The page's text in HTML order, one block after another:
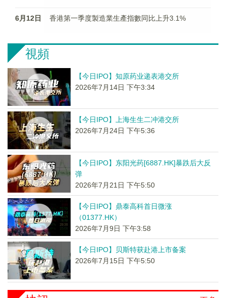
6月12日 香港第一季度製造業生產指數同比上升3.1%
視頻
【今日IPO】知原药业递表港交所
2026年7月14日 下午3:34
【今日IPO】上海生生二冲港交所
2026年7月24日 下午5:36
【今日IPO】东阳光药[6887.HK]暴跌后大反
弹
2026年7月21日 下午5:50
【今日IPO】鼎泰高科首日微涨
（01377.HK）
2026年7月9日 下午3:58
【今日IPO】贝斯特获赴港上市备案
2026年7月15日 下午5:50